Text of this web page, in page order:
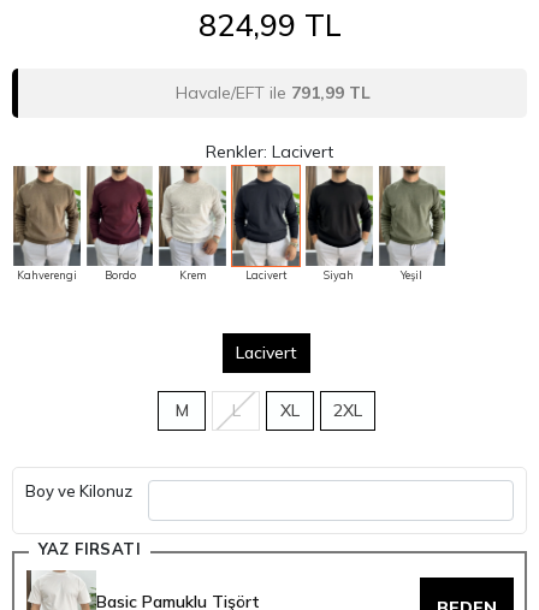
824,99 TL
Havale/EFT ile 791,99 TL
Renkler: Lacivert
Kahverengi Bordo Krem Lacivert Siyah Yeşil
Lacivert
M L XL 2XL
Boy ve Kilonuz
YAZ FIRSATI
Basic Pamuklu Tişört